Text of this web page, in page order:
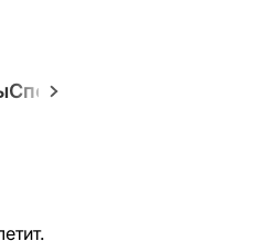
Спецпроекты